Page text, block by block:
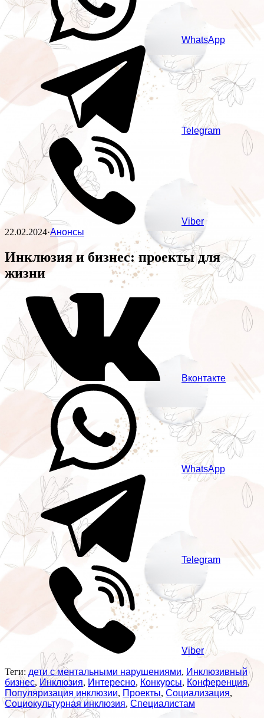
WhatsApp
Telegram
Viber
22.02.2024·Анонсы
Инклюзия и бизнес: проекты для
жизни
Вконтакте
WhatsApp
Telegram
Viber
Теги: дети с ментальными нарушениями, Инклюзивный
бизнес, Инклюзия, Интересно, Конкурсы, Конференция,
Популяризация инклюзии, Проекты, Социализация,
Социокультурная инклюзия, Специалистам